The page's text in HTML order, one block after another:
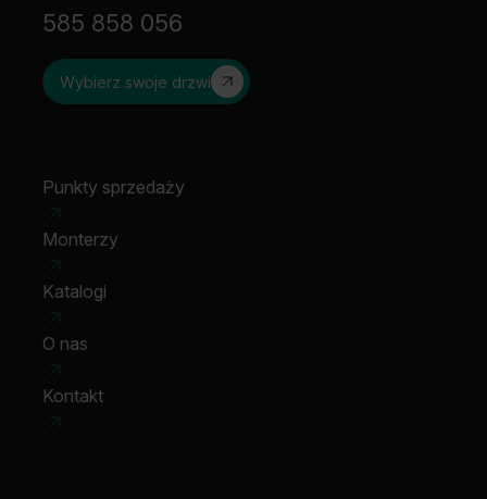
585 858 056
Wybierz swoje drzwi
Punkty sprzedaży
Monterzy
Katalogi
O nas
Kontakt